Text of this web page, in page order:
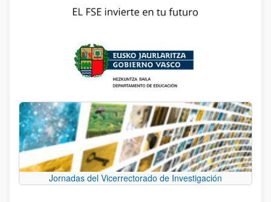
Jornadas del Vicerrectorado de Investigación